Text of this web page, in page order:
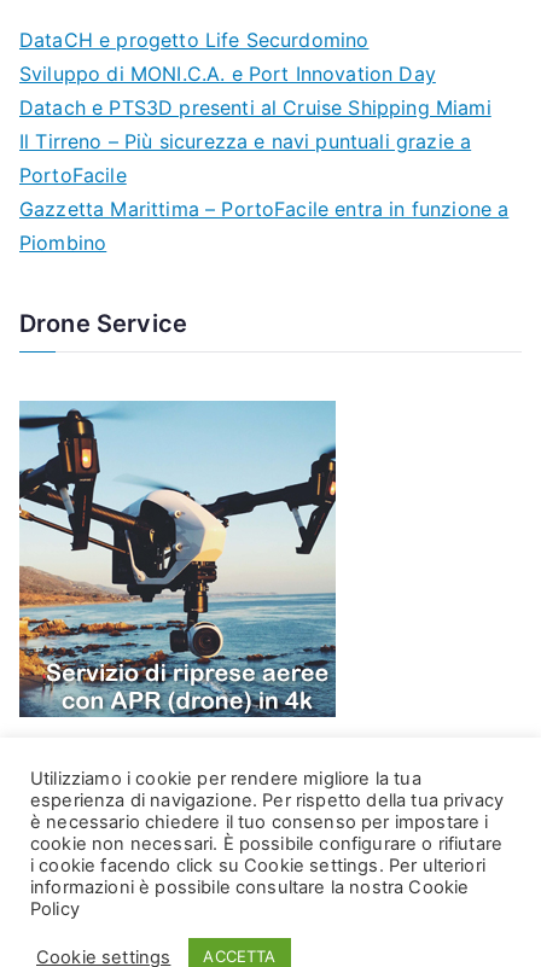
DataCH e progetto Life Securdomino
Sviluppo di MONI.C.A. e Port Innovation Day
Datach e PTS3D presenti al Cruise Shipping Miami
Il Tirreno – Più sicurezza e navi puntuali grazie a
PortoFacile
Gazzetta Marittima – PortoFacile entra in funzione a
Piombino
Drone Service
Copyright © 2026
. DataCH Technologies srl. - Via Leonardo da
Utilizziamo i cookie per rendere migliore la tua
esperienza di navigazione. Per rispetto della tua privacy
è necessario chiedere il tuo consenso per impostare i
cookie non necessari. È possibile configurare o rifiutare
i cookie facendo click su Cookie settings. Per ulteriori
informazioni è possibile consultare la nostra Cookie
Policy
Cookie settings ACCETTA